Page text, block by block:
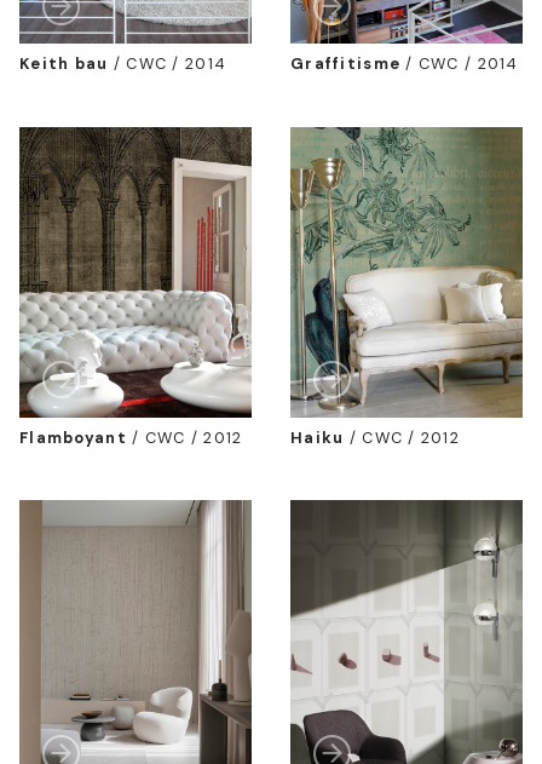
Keith bau /CWC / 2014 Graffitisme / CWC / 2014
Flamboyant / CWC / 2012 Haiku /CWC / 2012